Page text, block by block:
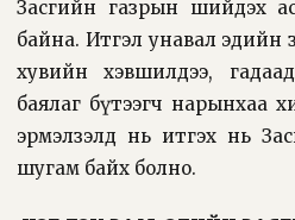
Засгийн газрын шийдэх
байна. Итгэл унавал эдийн
хувийн хэвшилдээ,
баялаг бүтээгч нарынхаа
эрмэлзэлд нь итгэх нь
шугам байх болно.